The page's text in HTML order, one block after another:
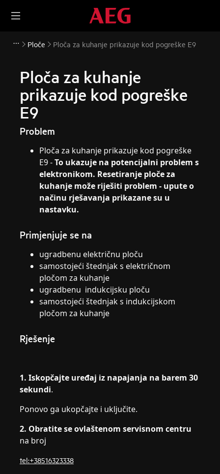
Ploče Ploča za kuhanje prikazuje kod pogreške E9
Ploča za kuhanje
prikazuje kod pogreške
E9
Problem
Ploča za kuhanje prikazuje kod pogreške
E9 -To ukazuje na potencijalni problem s
elektronikom. Resetiranje ploče za
kuhanje može riješiti problem - upute o
načinu rješavanja prikazane su u
nastavku.
Primjenjuje se na
ugradbenu električnu ploču
samostojeći štednjak s električnom
pločom za kuhanje
ugradbenu indukcijsku ploču
samostojeći štednjak s indukcijskom
pločom za kuhanje
Rješenje
1. Iskopčajte uređaj iz napajanja na barem 30
sekundi.
Ponovo ga ukopčajte i uključite.
2. Obratite se ovlaštenom servisnom centru
na broj
tel:+38516323338